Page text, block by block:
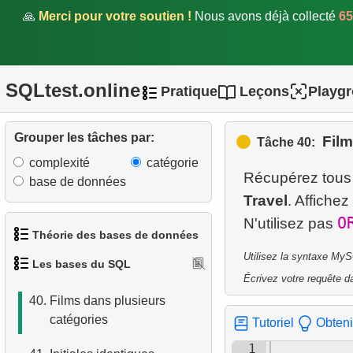
🙏 Merci pour votre soutien ! Nous avons déjà collecté
SQLtest.online Pratique Leçons
Grouper les tâches par:
complexité
catégorie
base de données
Théorie des bases de données
données ?
Qu'est-ce qu'un SGBD ?
Les bases du SQL
34.Définition des colonnes
36.
de casting (JOIN)
37.Prénoms correspondant à
d'autres noms
38.Clients s'étant rencontrés
(aggrégation)
39.Films jamais loués
40. Films dans plusieurs
catégories
Tâche 40:
Récupérez
Travel . Affichez
N'utilisez pas
Utilisez la syntaxe
Écrivez votre requête
Tutoriel
1